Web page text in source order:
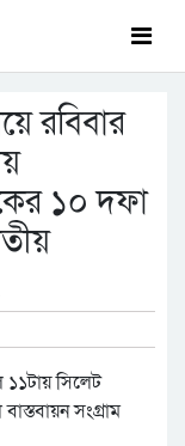
রবিবার
১০ দফা